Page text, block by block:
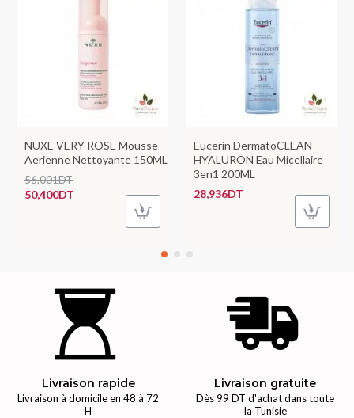
NUXE VERY ROSE Mousse
Aerienne Nettoyante 150ML
50,400DT
56,001DT
Eucerin DermatoCLEAN
HYALURON Eau Micellaire
3en1 200ML
28,936DT
Livraison rapide
Livraison à domicile en 48 à 72
H
Livraison gratuite
Dès 99 DT d'achat dans toute
la Tunisie